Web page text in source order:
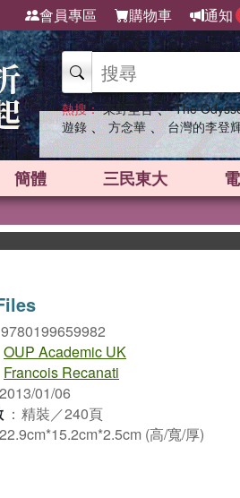
會員專區 購物車 通知
熱搜： 東野圭吾 、 The
遊錄 、 方念華 、 台灣的李登
簡體 三民東大
9780199659982
OUP Academic UK
Francois Recanati
2013/01/06
： 精裝／240頁
22.9cm*15.2cm*2.5cm (高/寬/厚)